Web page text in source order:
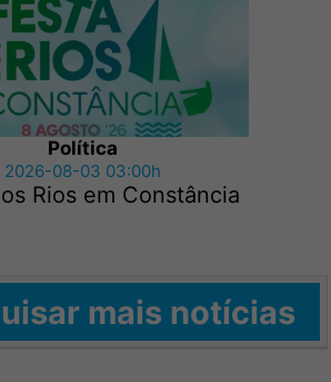
Política
2026-08-03 03:00h
Rios em Constância
mais notícias